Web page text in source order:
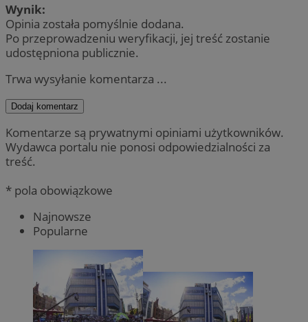
Wynik:
Opinia została pomyślnie dodana.
Po przeprowadzeniu weryfikacji, jej treść zostanie
udostępniona publicznie.
Trwa wysyłanie komentarza ...
Dodaj komentarz
Komentarze są prywatnymi opiniami użytkowników.
Wydawca portalu nie ponosi odpowiedzialności za
treść.
* pola obowiązkowe
Najnowsze
Popularne